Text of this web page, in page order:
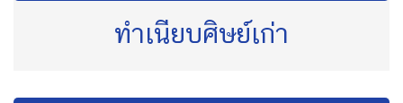
ทำเนียบศิษย์เก่า